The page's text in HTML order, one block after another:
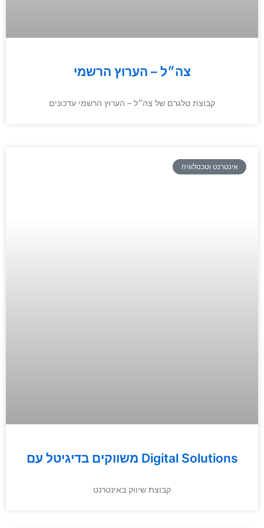
צה״ל – הערוץ הרשמי
קבוצת טלגרם של צה״ל – הערוץ הרשמי עדכונים
אינטרנט וטכנולוגיה
משווקים בדיגיטל עם Digital Solutions
קבוצת שיווק באינטרנט